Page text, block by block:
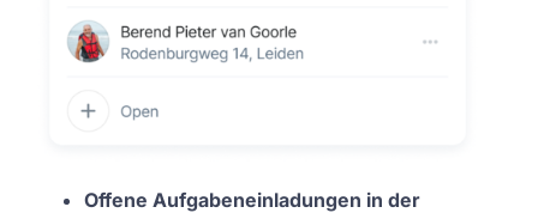
Offene Aufgabeneinladungen in der